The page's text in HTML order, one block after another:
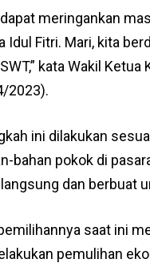
meringankan
Idul Fitri. Mari, kita
kata Wakil
2023).
ini dilakukan
bahan pokok di
dan berbuat
saat ini
pemulihan